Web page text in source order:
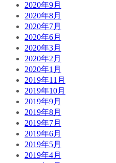
2020年9月
2020年8月
2020年7月
2020年6月
2020年3月
2020年2月
2020年1月
2019年11月
2019年10月
2019年9月
2019年8月
2019年7月
2019年6月
2019年5月
2019年4月